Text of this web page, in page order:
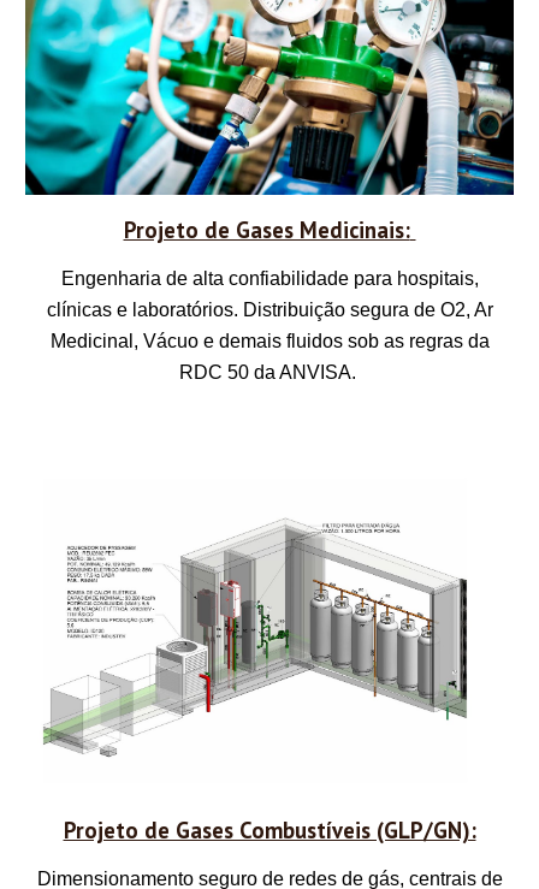
Projeto de Gases Medicinais:
Engenharia de alta confiabilidade para hospitais,
clínicas e laboratórios. Distribuição segura de O2, Ar
Medicinal, Vácuo e demais fluidos sob as regras da
RDC 50 da ANVISA.
Projeto de Gases Combustíveis (GLP/GN):
Dimensionamento seguro de redes de gás, centrais de